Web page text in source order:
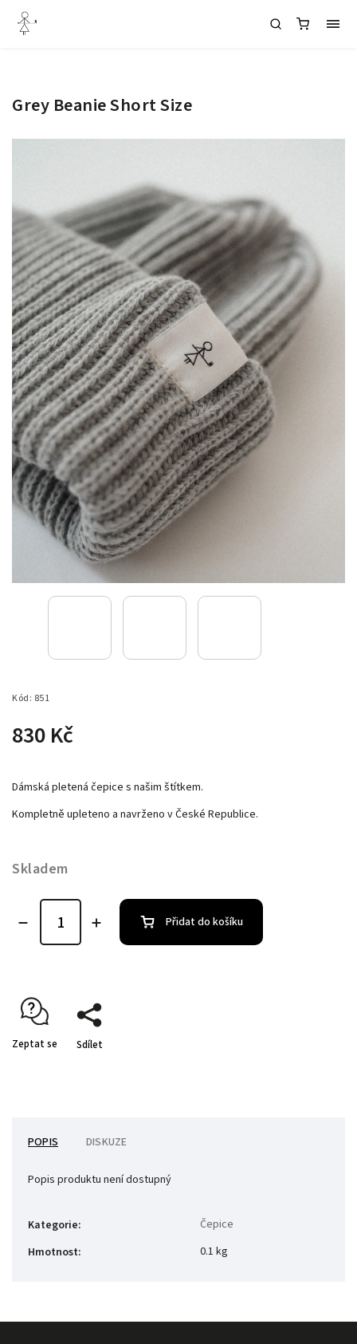
Grey Beanie Short Size
Kód: 851
830 Kč
Dámská pletená čepice s našim štítkem.
Kompletně upleteno a navrženo v České Republice.
Skladem
Přidat do košíku
Zeptat se Sdílet
POPIS DISKUZE
Popis produktu není dostupný
Kategorie:
Čepice
Hmotnost: 0.1 kg